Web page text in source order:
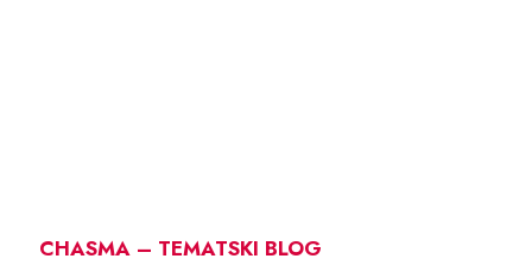
CHASMA – TEMATSKI BLOG